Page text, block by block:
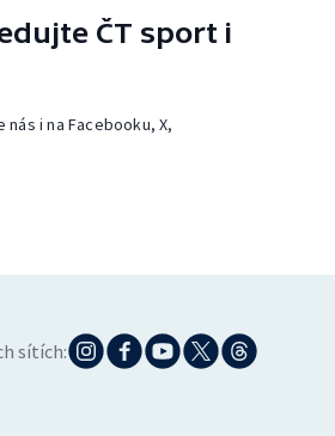
ČT sport i
i na Facebooku, X,
sítích: